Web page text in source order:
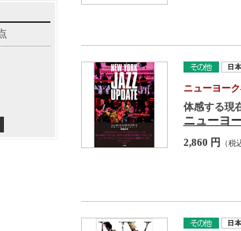
ニューヨー
体感する現
ニューヨ
2,860 円 （税